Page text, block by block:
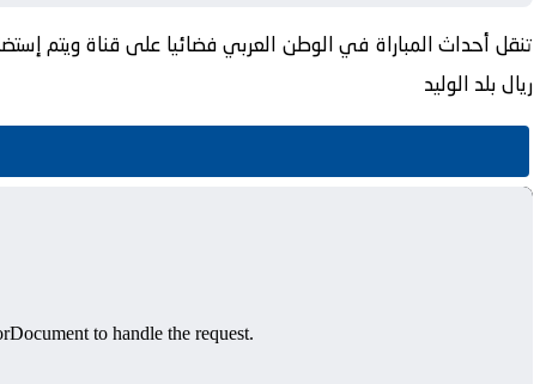
تنقل أحداث المباراة في الوطن العربي فضائيا على قناة ويتم
ريال بلد الوليد